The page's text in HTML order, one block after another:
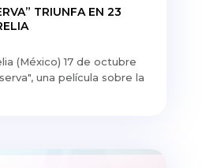
TRIUNFA EN 23
(México) 17 de octubre
una película sobre la